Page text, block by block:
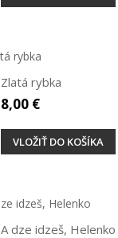
Zlatá rybka
8,00 €
VLOŽIŤ DO KOŠÍKA
A dze idzeš, Helenko